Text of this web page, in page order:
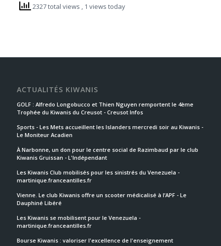
2327 total views , 1 views today
ACTUALITÉS KIWANIS
GOLF : Alfredo Longobucco et Thien Nguyen remportent le 4ème
Trophée du Kiwanis du Creusot - Creusot Infos
Sports - Les Mets accueillent les Islanders mercredi soir au Kiwanis -
Le Moniteur Acadien
À Narbonne, un don pour le centre social de Razimbaud par le club
Kiwanis Gruissan - L'Indépendant
Les Kiwanis Club mobilisés pour les sinistrés du Venezuela -
martinique.franceantilles.fr
Vienne. Le club Kiwanis offre un scooter médicalisé à l’APF - Le
Dauphiné Libéré
Les Kiwanis se mobilisent pour le Venezuela -
martinique.franceantilles.fr
Bourse Kiwanis : valoriser l'excellence de l'enseignement